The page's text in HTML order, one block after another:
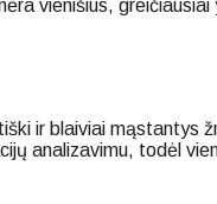
vienišius,
ir blaiviai mąstantys
analizavimu, todėl